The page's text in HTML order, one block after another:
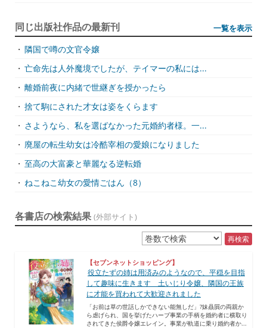
同じ出版社作品の最新刊 一覧を表示
・ 隣国で噂の文官令嬢
・ 亡命先は人外魔境でしたが、テイマーの私には...
・ 離婚前夜に内緒で世継ぎを授かったら
・ 捨て駒にされた才女は姿をくらます
・ さようなら、私を選ばなかった元婚約者様。一...
・ 廃屋の転生幼女は冷酷宰相の愛娘になりました
・ 至高の大富豪と華麗なる逆転婚
・ ねこねこ幼女の愛情ごはん（8）
各書店の検索結果 (外部サイト)
再検索
【セブンネットショッピング】
役立たずの姉は用済みのようなので、平穏を目指
して趣味に生きます 土いじり令嬢、隣国の王族
に才能を買われて大歓迎されました
「お前は草の世話しかできない能無しだ」?妹贔屓の両親か
ら虐げられ、国を挙げたハーブ事業の手柄を婚約者に横取り
されてきた侯爵令嬢エレイン。事業が軌道に乗り婚約者か...